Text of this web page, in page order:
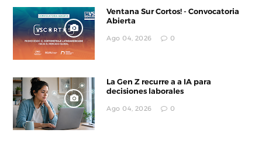
Ventana Sur Cortos! - Convocatoria
Abierta
Ago 04, 2026 0
La Gen Z recurre a a IA para
decisiones laborales
Ago 04, 2026 0